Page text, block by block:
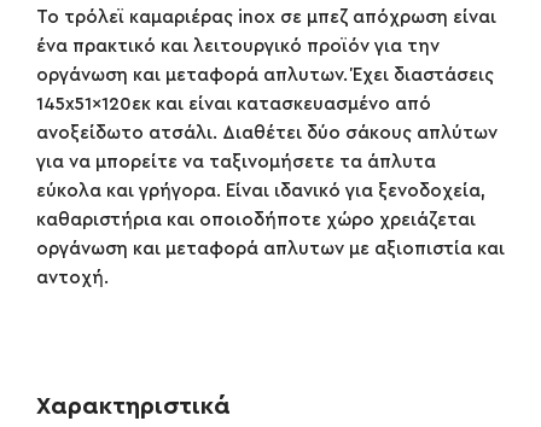
Το τρόλεϊ καμαριέρας inox σε μπεζ απόχρωση είναι
ένα πρακτικό και λειτουργικό προϊόν για την
οργάνωση και μεταφορά απλυτων. Έχει διαστάσεις
145x51x120εκ και είναι κατασκευασμένο από
ανοξείδωτο ατσάλι. Διαθέτει δύο σάκους απλύτων
για να μπορείτε να ταξινομήσετε τα άπλυτα
εύκολα και γρήγορα. Είναι ιδανικό για ξενοδοχεία,
καθαριστήρια και οποιοδήποτε χώρο χρειάζεται
οργάνωση και μεταφορά απλυτων με αξιοπιστία και
αντοχή.
Χαρακτηριστικά